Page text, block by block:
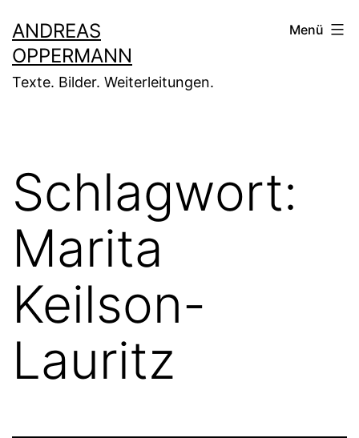
Inhalt
springen
ANDREAS
OPPERMANN
Texte. Bilder. Weiterleitungen.
Menü
Schlagwort:
Marita
Keilson-
Lauritz